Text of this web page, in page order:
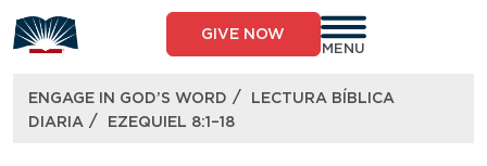
to
content
GIVE NOW
MENU
ENGAGE IN GOD’S WORD /
LECTURA BÍBLICA
DIARIA / EZEQUIEL 8:1–18